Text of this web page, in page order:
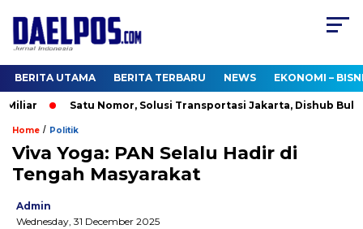
BERITA UTAMA BERITA TERBARU NEWS EKONOMI –
Satu Nomor, Solusi Transportasi Jakarta, Dishub Buka
Home / Politik
Viva Yoga: PAN Selalu Hadir di
Tengah Masyarakat
Admin
Wednesday, 31 December 2025